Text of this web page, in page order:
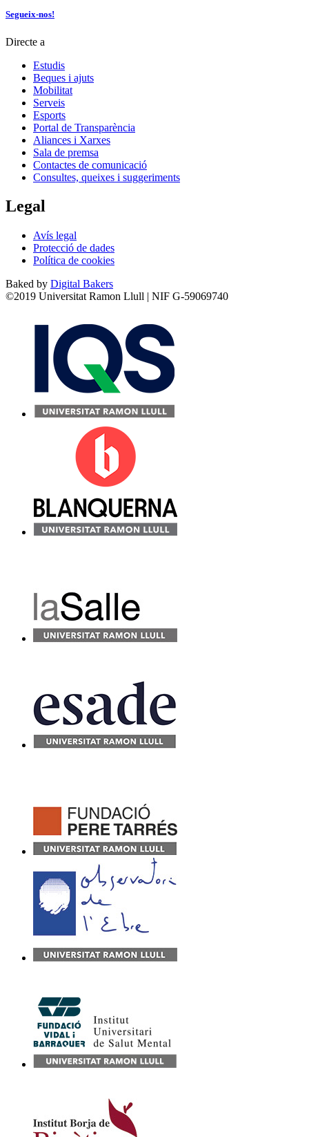
Segueix-nos!
Directe a
Estudis
Beques i ajuts
Mobilitat
Serveis
Esports
Portal de Transparència
Aliances i Xarxes
Sala de premsa
Contactes de comunicació
Consultes, queixes i suggeriments
Legal
Avís legal
Protecció de dades
Política de cookies
Baked by Digital Bakers
©2019 Universitat Ramon Llull | NIF G-59069740